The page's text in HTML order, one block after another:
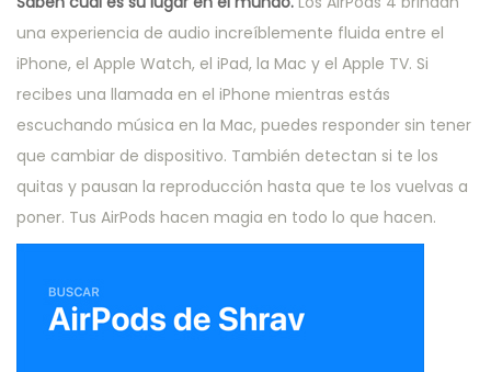
una experiencia de audio increíblemente fluida entre el
iPhone, el Apple Watch, el iPad, la Mac y el Apple TV. Si
recibes una llamada en el iPhone mientras estás
escuchando música en la Mac, puedes responder sin tener
que cambiar de dispositivo. También detectan si te los
quitas y pausan la reproducción hasta que te los vuelvas a
poner. Tus AirPods hacen magia en todo lo que hacen.